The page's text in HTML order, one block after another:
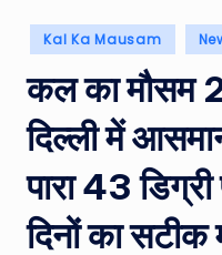
e
h
&
M
o
Posted
in
Kal Ka Mausam
कल का मौसम
दिल्ली में
पारा 43
दिनों का सटीक